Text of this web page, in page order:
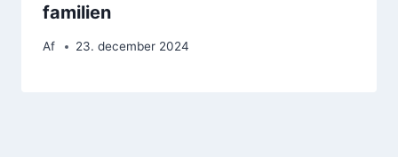
familien
Af 23. december 2024